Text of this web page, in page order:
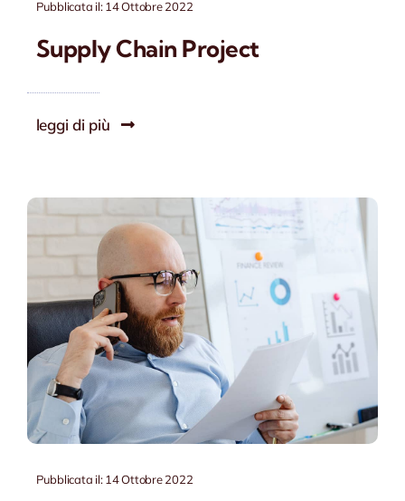
Pubblicata il: 14 Ottobre 2022
Supply Chain Project
leggi di più
Pubblicata il: 14 Ottobre 2022